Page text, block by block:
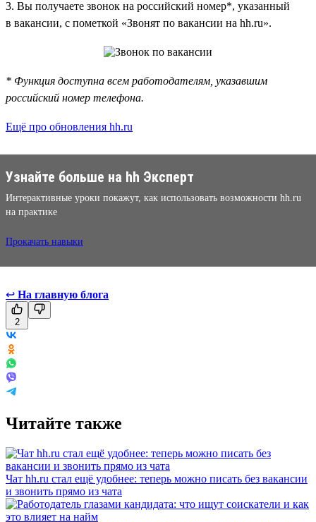
3. Вы получаете звонок на российский номер*, указанный
в вакансии, с пометкой «Звонят по вакансии на hh.ru».
* Функция доступна всем работодателям, указавшим
российский номер телефона.
Ещё про обновления hh.ru
Узнайте больше на hh Эксперт
Интерактивные уроки покажут, как использовать возможности hh.ru
на практике
Прокачать навыки
↩ На главную блога
2
Читайте также
Чат hh.ru стал ещё удобнее: теперь можно писать без вакансии
и звонить прямо из чата